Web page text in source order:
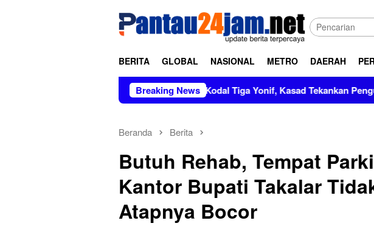
BERITA GLOBAL NASIONAL METRO DAERAH
Breaking News
Pimpin Sertijab dan Alih Kodal Tiga Yonif, Kasad Tekankan Penguatan
Beranda Berita
Butuh Rehab, Tempat
Kantor Bupati Takalar
Atapnya Bocor